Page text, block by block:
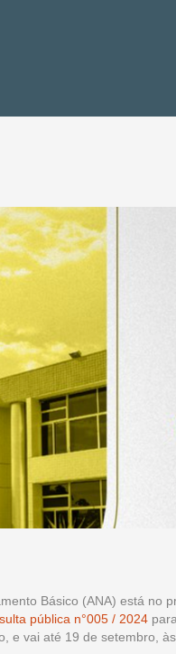
Básico (ANA) está no
pública n°005 / 2024
e vai até 19 de setembro,